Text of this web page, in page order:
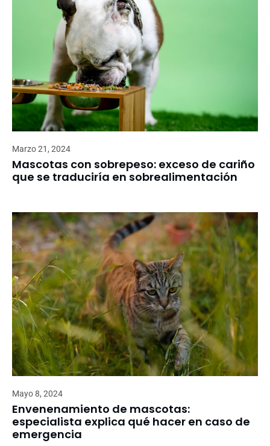
Marzo 21, 2024
Mascotas con sobrepeso: exceso de cariño
que se traduciría en sobrealimentación
Mayo 8, 2024
Envenenamiento de mascotas:
especialista explica qué hacer en caso de
emergencia